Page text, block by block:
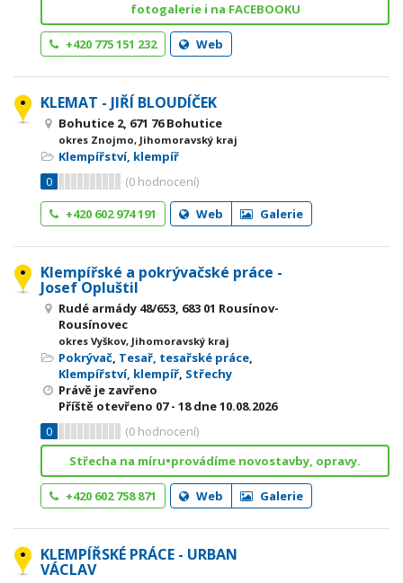
fotogalerie i na FACEBOOKU
+420 775 151 232 Web
KLEMAT - JIŘÍ BLOUDÍČEK
Bohutice 2, 671 76 Bohutice
okres Znojmo, Jihomoravský kraj
Klempířství, klempíř
0
(0 hodnocení)
+420 602 974 191
Web Galerie
Klempířské a pokrývačské práce -
Josef Opluštil
Rudé armády 48/653, 683 01 Rousínov-
Rousínovec
okres Vyškov, Jihomoravský kraj
Pokrývač, Tesař, tesařské práce,
Klempířství, klempíř, Střechy
Právě je zavřeno
Příště otevřeno 07 - 18dne 10.08.2026
0
(0 hodnocení)
Střecha na míru•provádíme novostavby, opravy.
+420 602 758 871 Web Galerie
KLEMPÍŘSKÉ PRÁCE - URBAN
VÁCLAV